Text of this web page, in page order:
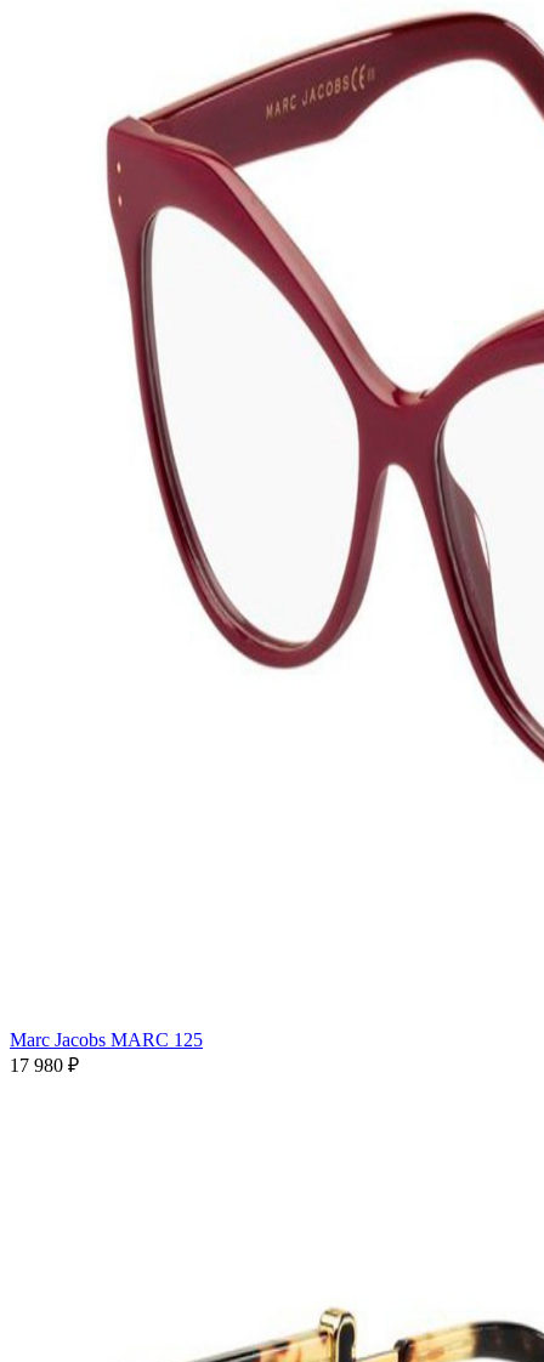
Marc Jacobs MARC 125
17 980 ₽